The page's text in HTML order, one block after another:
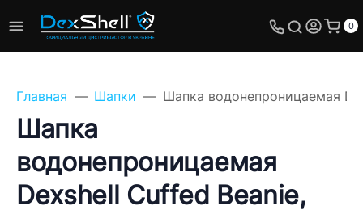
0
Главная Шапки Шапка водонепроницаемая
Шапка
водонепроницаемая
Dexshell Cuffed Beanie,
Задайте свой вопрос,
мы обязательно